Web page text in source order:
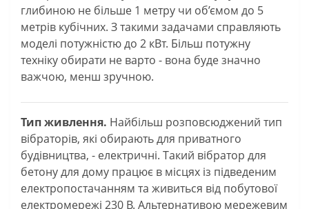
глибиною не більше 1 метру чи об’ємом до 5
метрів кубічних. З такими задачами справляють
моделі потужністю до 2 кВт. Більш потужну
техніку обирати не варто - вона буде значно
важчою, менш зручною.
Тип живлення. Найбільш розповсюджений тип
вібраторів, які обирають для приватного
будівництва, - електричні. Такий вібратор для
бетону для дому працює в місцях із підведеним
електропостачанням та живиться від побутової
електромережі 230 В. Альтернативою мережевим